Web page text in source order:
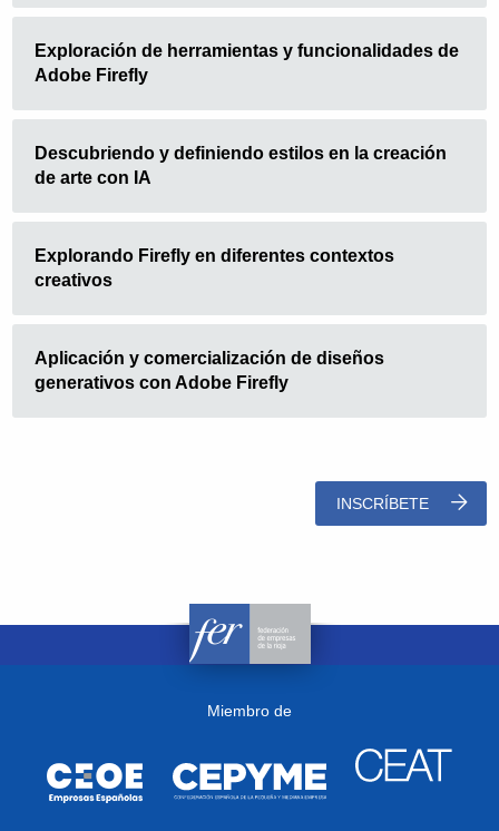
Exploración de herramientas y funcionalidades de
Adobe Firefly
Descubriendo y definiendo estilos en la creación
de arte con IA
Explorando Firefly en diferentes contextos
creativos
Aplicación y comercialización de diseños
generativos con Adobe Firefly
INSCRÍBETE
Miembro de